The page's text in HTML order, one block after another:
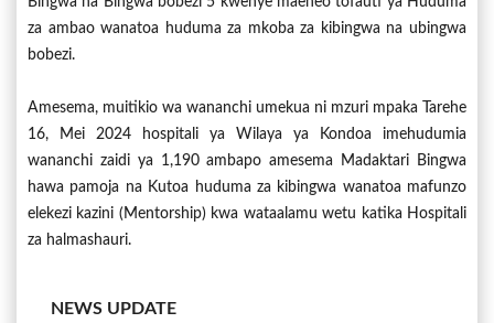
za ambao wanatoa huduma za mkoba za kibingwa na ubingwa
bobezi.
Amesema, muitikio wa wananchi umekua ni mzuri mpaka Tarehe
16, Mei 2024 hospitali ya Wilaya ya Kondoa imehudumia
wananchi zaidi ya 1,190 ambapo amesema Madaktari Bingwa
hawa pamoja na Kutoa huduma za kibingwa wanatoa mafunzo
elekezi kazini (Mentorship) kwa wataalamu wetu katika Hospitali
za halmashauri.
NEWS UPDATE